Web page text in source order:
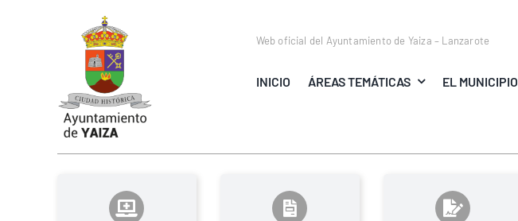
Web oficial del Ayuntamiento de Yaiza – Lanzarote
INICIO ÁREAS TEMÁTICAS EL MUNICIPIO